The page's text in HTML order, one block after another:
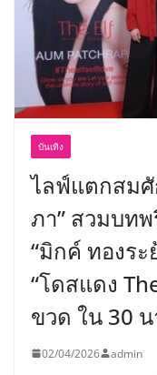
บันเทิง
ไลฟ์แตกสม
ภา” สวมบท
“มิกค์ ทองร
“โดสแดง
ขวด ใน 30
02/04/2026 admin